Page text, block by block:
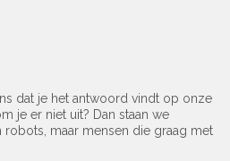
dat je het antwoord vindt op onze
je er niet uit? Dan staan we
robots, maar mensen die graag met